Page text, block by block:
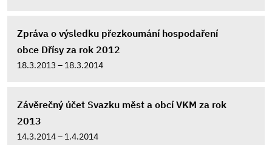
Zpráva o výsledku přezkoumání hospodaření
obce Dřísy za rok 2012
18.3.2013 – 18.3.2014
Závěrečný účet Svazku měst a obcí VKM za rok
2013
14.3.2014 – 1.4.2014